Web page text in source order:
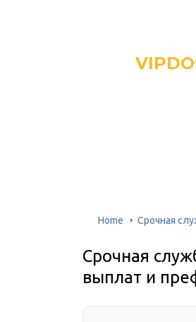
Home Срочная
Срочная
выплат и